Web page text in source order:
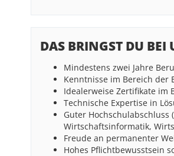
DAS BRINGST DU BEI
Mindestens zwei Jahre
Kenntnisse im Bereich der
Idealerweise Zertifikate im
Technische Expertise in
Guter Hochschulabschluss
Wirtschaftsinformatik,
Freude an permanenter
Hohes Pflichtbewusstsein